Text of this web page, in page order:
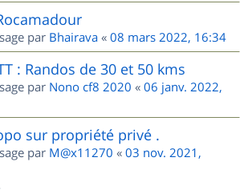
par Bhairava « 08 mars 2022, 16:34
: Randos de 30 et 50 kms
par Nono cf8 2020 « 06 janv. 2022,
sur propriété privé .
par M@x11270 « 03 nov. 2021,